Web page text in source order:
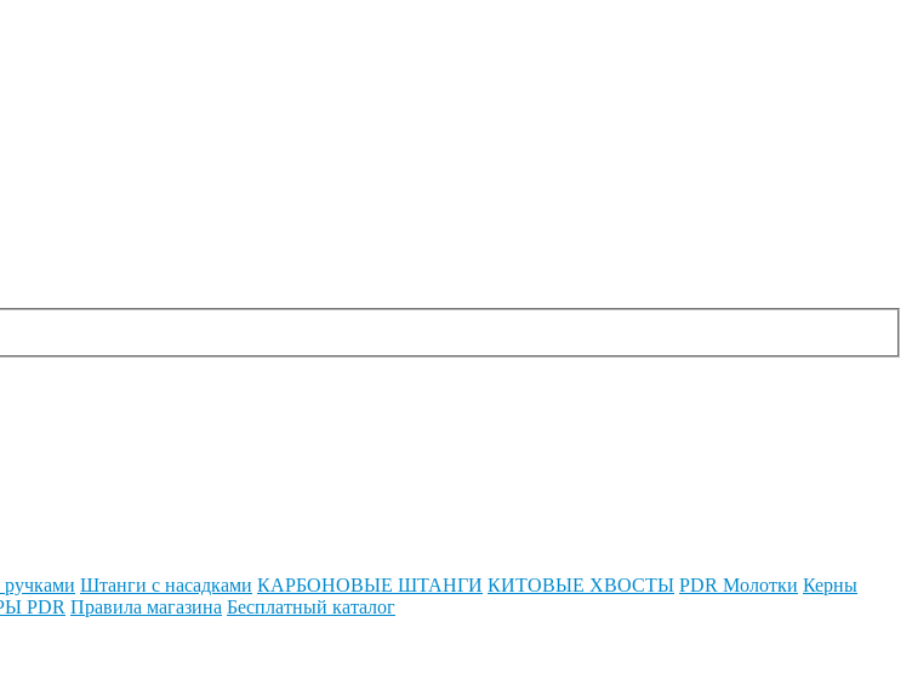
Штанги с насадками КАРБОНОВЫЕ ШТАНГИ КИТОВЫЕ ХВОСТЫ PDR Молотки Керны
PDR Правила магазина Бесплатный каталог